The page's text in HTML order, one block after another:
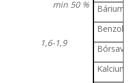
50 %
1,9
Bárium-
Benzol
Bórsav
Kalcium-